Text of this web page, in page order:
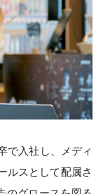
で入社し、メディ
ルスとして配属さ